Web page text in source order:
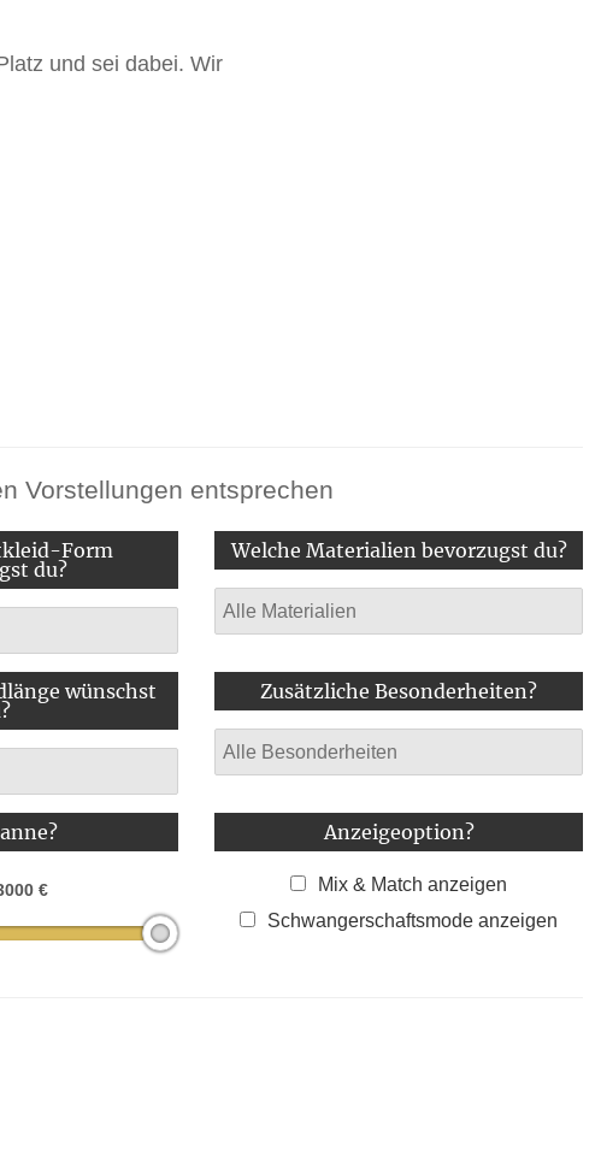
und sei dabei. Wir
Vorstellungen entsprechen
Form
du?
Welche Materialien bevorzugst du?
wünschst
Zusätzliche Besonderheiten?
€
Anzeigeoption?
Mix & Match anzeigen
Schwangerschaftsmode anzeigen